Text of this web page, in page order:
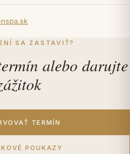
SA ZASTAVIŤ?
alebo darujte
TERMÍN
POUKAZY